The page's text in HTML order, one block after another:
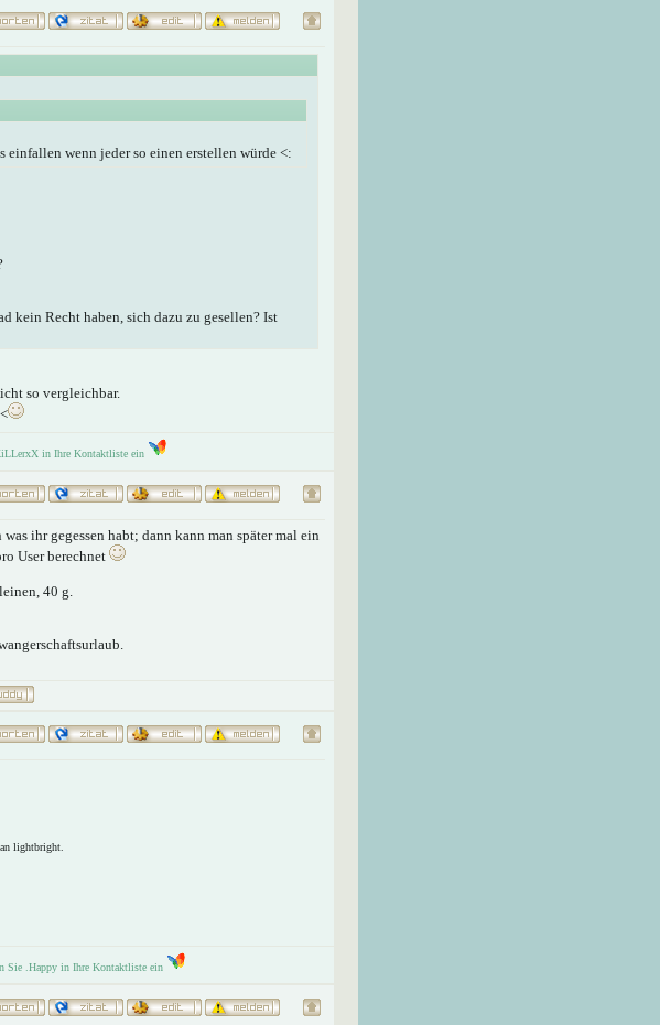
einfallen wenn jeder so einen erstellen würde <:
kein Recht haben, sich dazu zu gesellen? Ist
so vergleichbar.
ihr gegessen habt; dann kann man später mal ein
User berechnet
40 g.
lightbright.